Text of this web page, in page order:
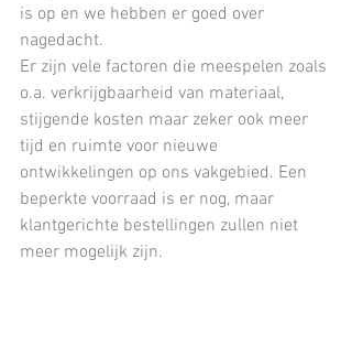
is op en we hebben er goed over
nagedacht.
Er zijn vele factoren die meespelen zoals
o.a. verkrijgbaarheid van materiaal,
stijgende kosten maar zeker ook meer
tijd en ruimte voor nieuwe
ontwikkelingen op ons vakgebied. Een
beperkte voorraad is er nog, maar
klantgerichte bestellingen zullen niet
meer mogelijk zijn.